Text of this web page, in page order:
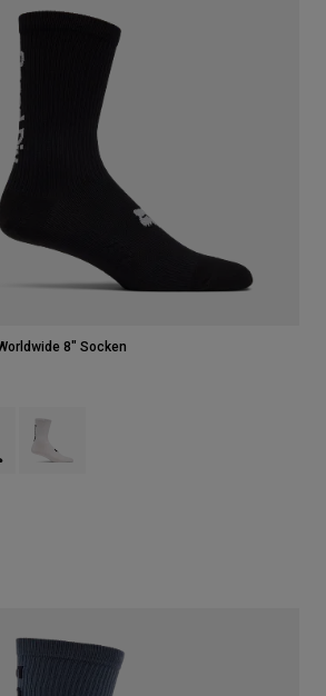
of Salbei Grün.
8" Socken
swatch type of Schwarz.
Product swatch type of Weiß.